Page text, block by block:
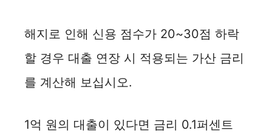
해지로 인해 신용 점수가 20~30점 하락
할 경우 대출 연장 시 적용되는 가산 금리
를 계산해 보십시오.
1억 원의 대출이 있다면 금리 0.1퍼센트